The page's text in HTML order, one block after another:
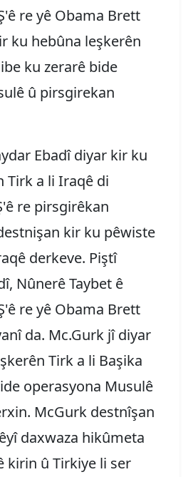
re yê Obama Brett
ku hebûna leşkerên
ku zerarê bide
û pirsgirekan
Ebadî diyar kir ku
Tirk a li Iraqê di
re pirsgirêkan
kir ku pêwiste
derkeve. Piştî
Nûnerê Taybet ê
re yê Obama Brett
da. Mc.Gurk jî diyar
Tirk a li Başika
operasyona Musulê
McGurk destnîşan
daxwaza hikûmeta
kirin û Tirkiye li ser